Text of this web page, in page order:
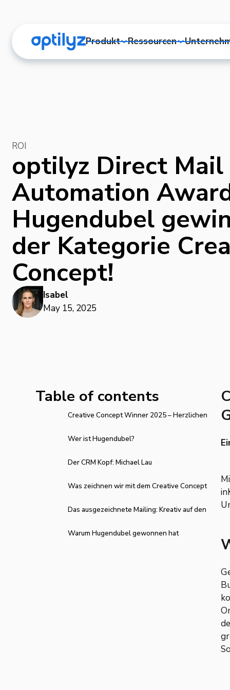
Produkt Ressourcen
ROI
optilyz Direct Mail
Automation
Hugendubel
der Kategorie
Concept!
Isabel
May 15, 2025
Table of contents
‍Creative Concept Winner 2025 – Herzlichen
Glückwunsch, Hugendubel!
Wer ist Hugendubel?‍
Der CRM Kopf: Michael Lau
Was zeichnen wir mit dem Creative Concept
Award aus?
Das ausgezeichnete Mailing: Kreativ auf den
Punkt‍
Warum Hugendubel gewonnen hat